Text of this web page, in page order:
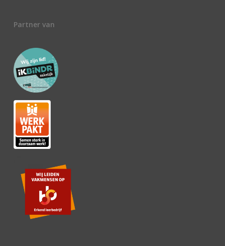
Partner van